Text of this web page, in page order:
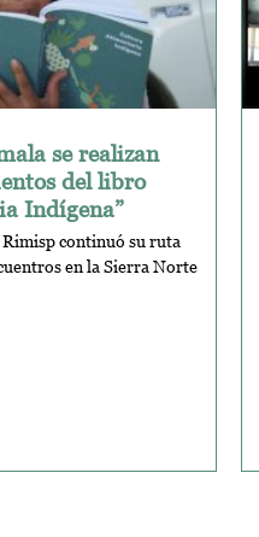
se realizan
del libro
Indígena”
continuó su ruta
en la Sierra Norte